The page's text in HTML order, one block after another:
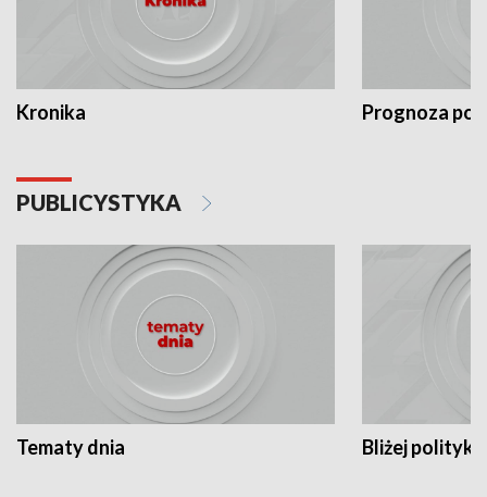
Kronika Prognoza
PUBLICYSTYKA
Tematy dnia Bliżej polityki